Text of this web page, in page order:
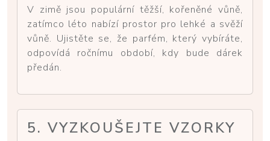
V zimě jsou populární těžší, kořeněné vůně,
zatímco léto nabízí prostor pro lehké a svěží
vůně. Ujistěte se, že parfém, který vybíráte,
odpovídá ročnímu období, kdy bude dárek
předán.
5. VYZKOUŠEJTE VZORKY